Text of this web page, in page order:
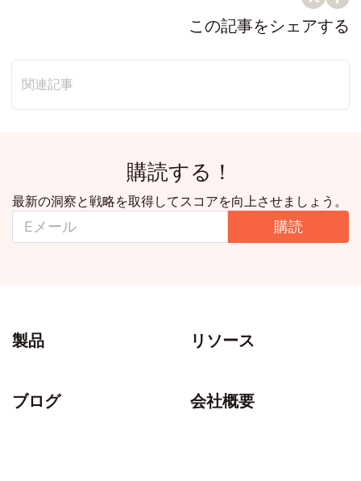
この記事をシェアする
関連記事
購読する！
最新の洞察と戦略を取得してスコアを向上させましょう。
購読
製品 リソース
ブログ 会社概要